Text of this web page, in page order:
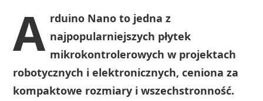
A rduino Nano to jedna z
najpopularniejszych płytek
mikrokontrolerowych w projektach
robotycznych i elektronicznych, ceniona za
kompaktowe rozmiary i wszechstronność.